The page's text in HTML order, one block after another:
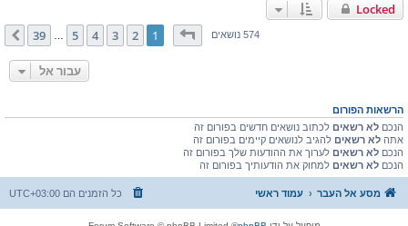
Locked
574 נושאיםדף1מתוך39
1
2
3
4
5
39 הבא
עבור אל
הרשאות הפורום
הנכם לא רשאיםלכתוב נושאים חדשים בפורום זה
אתהלא רשאיםלהגיב לנושאים קיימים בפורום זה
הנכם לא רשאיםלערוך את ההודעות שלך בפורום זה
הנכם לא רשאיםלמחוק את הודעותיך בפורום זה
מסע אל העבר עמוד ראשי כל הזמנים הם UTC+03:00